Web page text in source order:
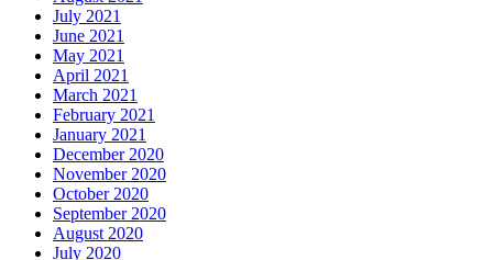
July 2021
June 2021
May 2021
April 2021
March 2021
February 2021
January 2021
December 2020
November 2020
October 2020
September 2020
August 2020
July 2020